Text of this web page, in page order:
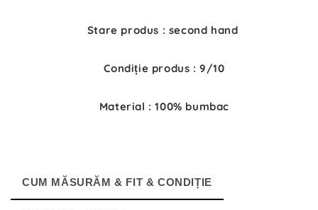
Stare produs : second hand
Condiție produs : 9/10
Material : 100% bumbac
CUM MĂSURĂM & FIT & CONDIȚIE